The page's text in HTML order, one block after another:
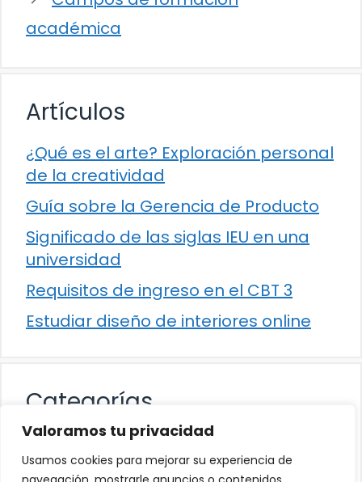
Valoramos tu privacidad
Usamos cookies para mejorar su experiencia de
académica
Artículos
¿Qué es el arte? Exploración personal
de la creatividad
Guía sobre la Gerencia de Producto
Significado de las siglas IEU en una
universidad
Requisitos de ingreso en el CBT 3
Estudiar diseño de interiores online
Categorías
Cultura
Educación